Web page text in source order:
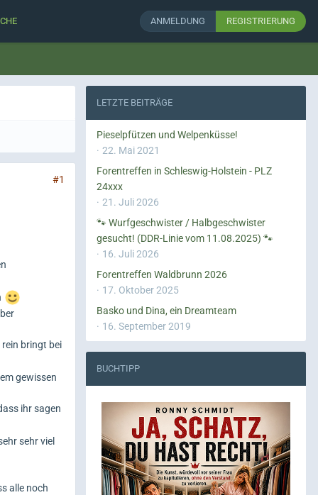
ANMELDUNG REGISTRIERUNG
#1
rein bringt bei
gewissen
ihr sagen
sehr viel
alle noch
LETZTE BEITRÄGE
Pieselpfützen und Welpenküsse!
22. Mai 2021
Forentreffen in Schleswig-Holstein - PLZ
24xxx
21. Juli 2026
🐾 Wurfgeschwister / Halbgeschwister
gesucht! (DDR-Linie vom 11.08.2025) 🐾
16. Juli 2026
Forentreffen Waldbrunn 2026
17. Oktober 2025
Basko und Dina, ein Dreamteam
16. September 2019
BUCHTIPP